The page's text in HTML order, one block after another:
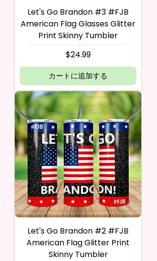
Let's Go Brandon #3 #FJB
American Flag Glasses Glitter
Print Skinny Tumbler
価格
$24.99
カートに追加する
Let's Go Brandon #2 #FJB
American Flag Glitter Print
Skinny Tumbler